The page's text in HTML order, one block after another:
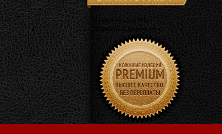
Память: 3.5 Mb
Время: 0.04558 сек.